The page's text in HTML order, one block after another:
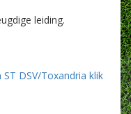
leiding.
DSV/Toxandria klik